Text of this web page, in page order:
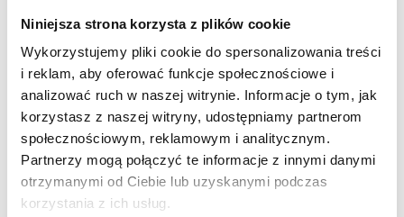
Niniejsza strona korzysta z plików cookie
Wykorzystujemy pliki cookie do spersonalizowania treści
i reklam, aby oferować funkcje społecznościowe i
analizować ruch w naszej witrynie. Informacje o tym, jak
korzystasz z naszej witryny, udostępniamy partnerom
społecznościowym, reklamowym i analitycznym.
Partnerzy mogą połączyć te informacje z innymi danymi
otrzymanymi od Ciebie lub uzyskanymi podczas
korzystania z ich usług.
sprzedaży. Transparentność informacji, dostęp do dokumentów i
gotowość do udzielania konkretnych odpowiedzi świadczą o
jakości organizacyjnej całego procesu.
Sygnałem ostrzegawczym może być presja czasowa, np.
sugerowanie, że oferta jest dostępna „tylko dziś”, unikanie
odpowiedzi na pytania techniczne lub bagatelizowanie wątpliwości
kupującego. Brak spójnych informacji lub rozbieżności między
deklaracjami ustnymi a dokumentami również powinny wzbudzić